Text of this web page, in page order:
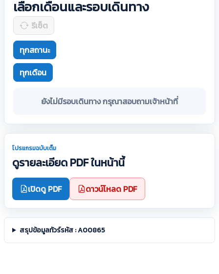
เลือกเดือนและรอบเดินทาง
รีเซ็ต
ทุกสถานะ
ทุกเดือน
ยังไม่มีรอบเดินทาง กรุณาสอบถามเจ้าหน้าที่
โปรแกรมฉบับเต็ม
ดูรายละเอียด PDF ในหน้านี้
เปิดดู PDF ดาวน์โหลด PDF
สรุปข้อมูลทัวร์รหัส : A00865